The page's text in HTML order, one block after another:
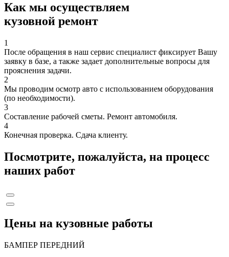
Как мы осуществляем
кузовной ремонт
1
После обращения в наш сервис специалист фиксирует Вашу
заявку в базе, а также задает дополнительные вопросы для
прояснения задачи.
2
Мы проводим осмотр авто с использованием оборудования
(по необходимости).
3
Составление рабочей сметы. Ремонт автомобиля.
4
Конечная проверка. Сдача клиенту.
Посмотрите, пожалуйста, на процесс
наших работ
Цены на кузовные работы
БАМПЕР ПЕРЕДНИЙ